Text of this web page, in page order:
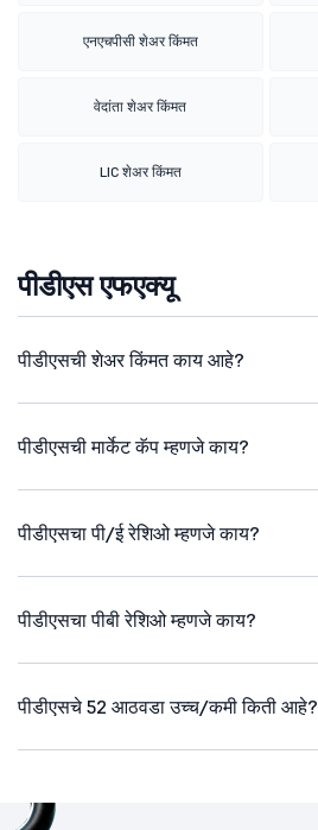
एनएचपीसी शेअर किंमत
वेदांता शेअर किंमत
LIC शेअर किंमत
पीडीएस एफएक्यू
पीडीएसची शेअर किंमत काय आहे?
पीडीएसची मार्केट कॅप म्हणजे काय?
पीडीएसचा पी/ई रेशिओ म्हणजे काय?
पीडीएसचा पीबी रेशिओ म्हणजे काय?
पीडीएसचे 52 आठवडा उच्च/कमी किती आहे?